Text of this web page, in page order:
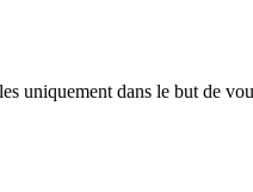
uniquement dans le but de